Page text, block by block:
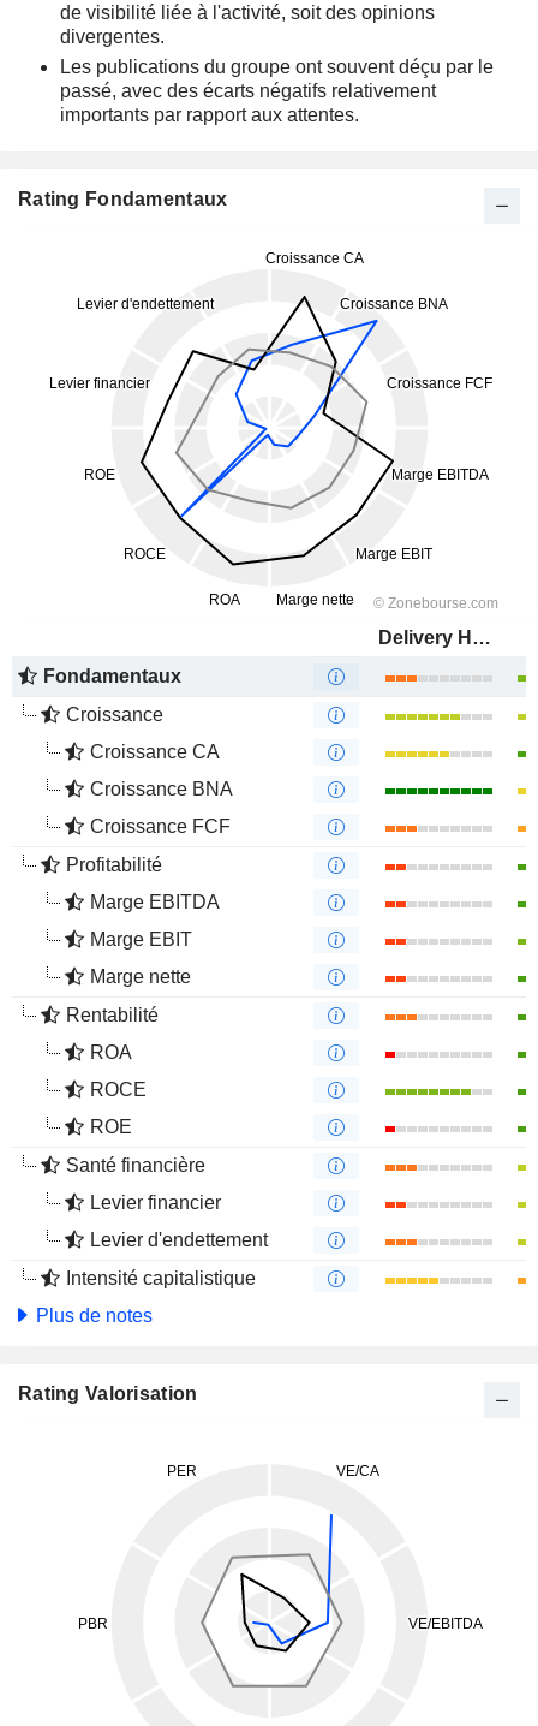
de visibilité liée à l'activité, soit des opinions
divergentes.
Les publications du groupe ont souvent déçu par le
passé, avec des écarts négatifs relativement
importants par rapport aux attentes.
Rating Fondamentaux
Delivery Hero SE
Fondamentaux
Croissance
Croissance CA
Croissance BNA
Croissance FCF
Profitabilité
Marge EBITDA
Marge EBIT
Marge nette
Rentabilité
ROA
ROCE
ROE
Santé financière
Levier financier
Levier d'endettement
Intensité capitalistique
Plus de notes
Rating Valorisation